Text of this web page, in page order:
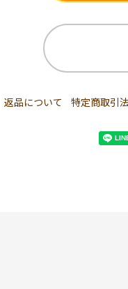
返品について 特定商取引